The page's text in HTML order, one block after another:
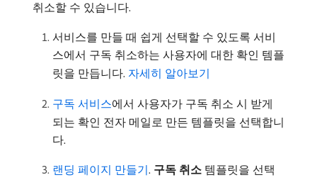
취소할 수 있습니다.
서비스를 만들 때 쉽게 선택할 수 있도록 서비
스에서 구독 취소하는 사용자에 대한 확인 템플
릿을 만듭니다. 자세히 알아보기
구독 서비스에서 사용자가 구독 취소 시 받게
되는 확인 전자 메일로 만든 템플릿을 선택합니
다.
랜딩 페이지 만들기. 구독 취소 템플릿을 선택